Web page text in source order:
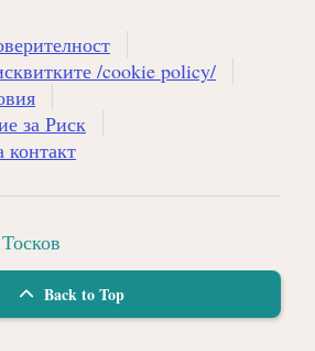
/cookie policy/
за Риск
Back to Top